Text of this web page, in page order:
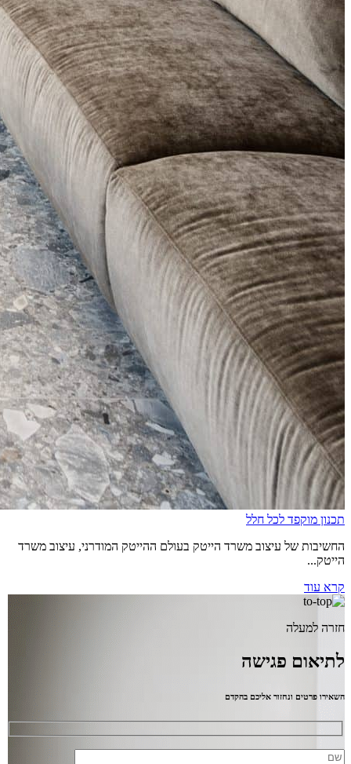
תכנון מוקפד לכל חלל
החשיבות של עיצוב משרד הייטק בעולם ההייטק המודרני, עיצוב משרד
הייטק...
קרא עוד
חזרה למעלה
לתיאום פגישה
השאירו פרטים ונחזור אליכם בהקדם